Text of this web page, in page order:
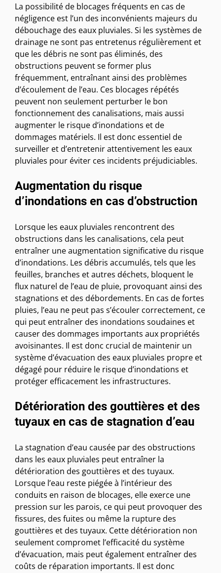
La possibilité de blocages fréquents en cas de
négligence est l’un des inconvénients majeurs du
débouchage des eaux pluviales. Si les systèmes de
drainage ne sont pas entretenus régulièrement et
que les débris ne sont pas éliminés, des
obstructions peuvent se former plus
fréquemment, entraînant ainsi des problèmes
d’écoulement de l’eau. Ces blocages répétés
peuvent non seulement perturber le bon
fonctionnement des canalisations, mais aussi
augmenter le risque d’inondations et de
dommages matériels. Il est donc essentiel de
surveiller et d’entretenir attentivement les eaux
pluviales pour éviter ces incidents préjudiciables.
Augmentation du risque
d’inondations en cas d’obstruction
Lorsque les eaux pluviales rencontrent des
obstructions dans les canalisations, cela peut
entraîner une augmentation significative du risque
d’inondations. Les débris accumulés, tels que les
feuilles, branches et autres déchets, bloquent le
flux naturel de l’eau de pluie, provoquant ainsi des
stagnations et des débordements. En cas de fortes
pluies, l’eau ne peut pas s’écouler correctement, ce
qui peut entraîner des inondations soudaines et
causer des dommages importants aux propriétés
avoisinantes. Il est donc crucial de maintenir un
système d’évacuation des eaux pluviales propre et
dégagé pour réduire le risque d’inondations et
protéger efficacement les infrastructures.
Détérioration des gouttières et des
tuyaux en cas de stagnation d’eau
La stagnation d’eau causée par des obstructions
dans les eaux pluviales peut entraîner la
détérioration des gouttières et des tuyaux.
Lorsque l’eau reste piégée à l’intérieur des
conduits en raison de blocages, elle exerce une
pression sur les parois, ce qui peut provoquer des
fissures, des fuites ou même la rupture des
gouttières et des tuyaux. Cette détérioration non
seulement compromet l’efficacité du système
d’évacuation, mais peut également entraîner des
coûts de réparation importants. Il est donc